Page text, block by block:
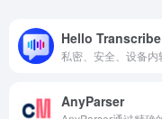
Hello Transcribe
AnyParser